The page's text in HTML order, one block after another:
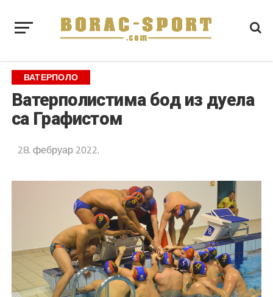
ВАТЕРПОЛО
Ватерполистима бод из дуела
са Графистом
28. фебруар 2022.